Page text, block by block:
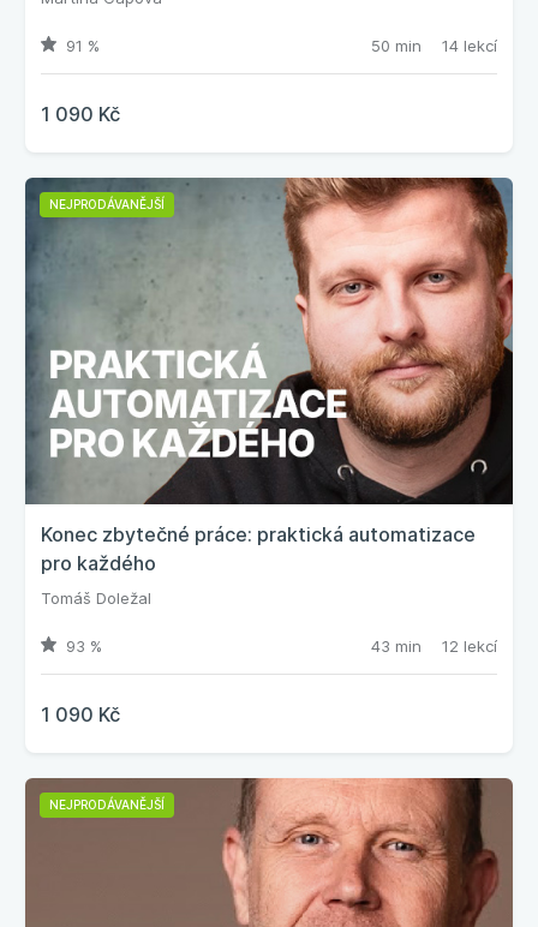
91 % 50 min 14 lekcí
1 090 Kč
NEJPRODÁVANĚJŠÍ
Konec zbytečné práce: praktická automatizace
pro každého
Tomáš Doležal
93 % 43 min 12 lekcí
1 090 Kč
NEJPRODÁVANĚJŠÍ